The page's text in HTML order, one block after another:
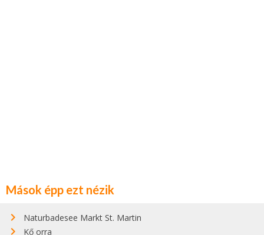
Mások épp ezt nézik
Naturbadesee Markt St. Martin
Kő orra